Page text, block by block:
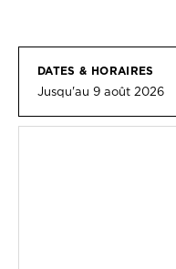
DATES & HORAIRES
Jusqu'au 9 août 2026